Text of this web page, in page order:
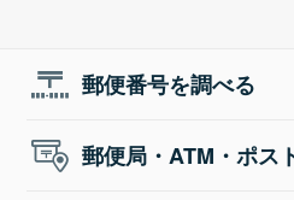
郵便番号を調べる
郵便局・ATM・ポス